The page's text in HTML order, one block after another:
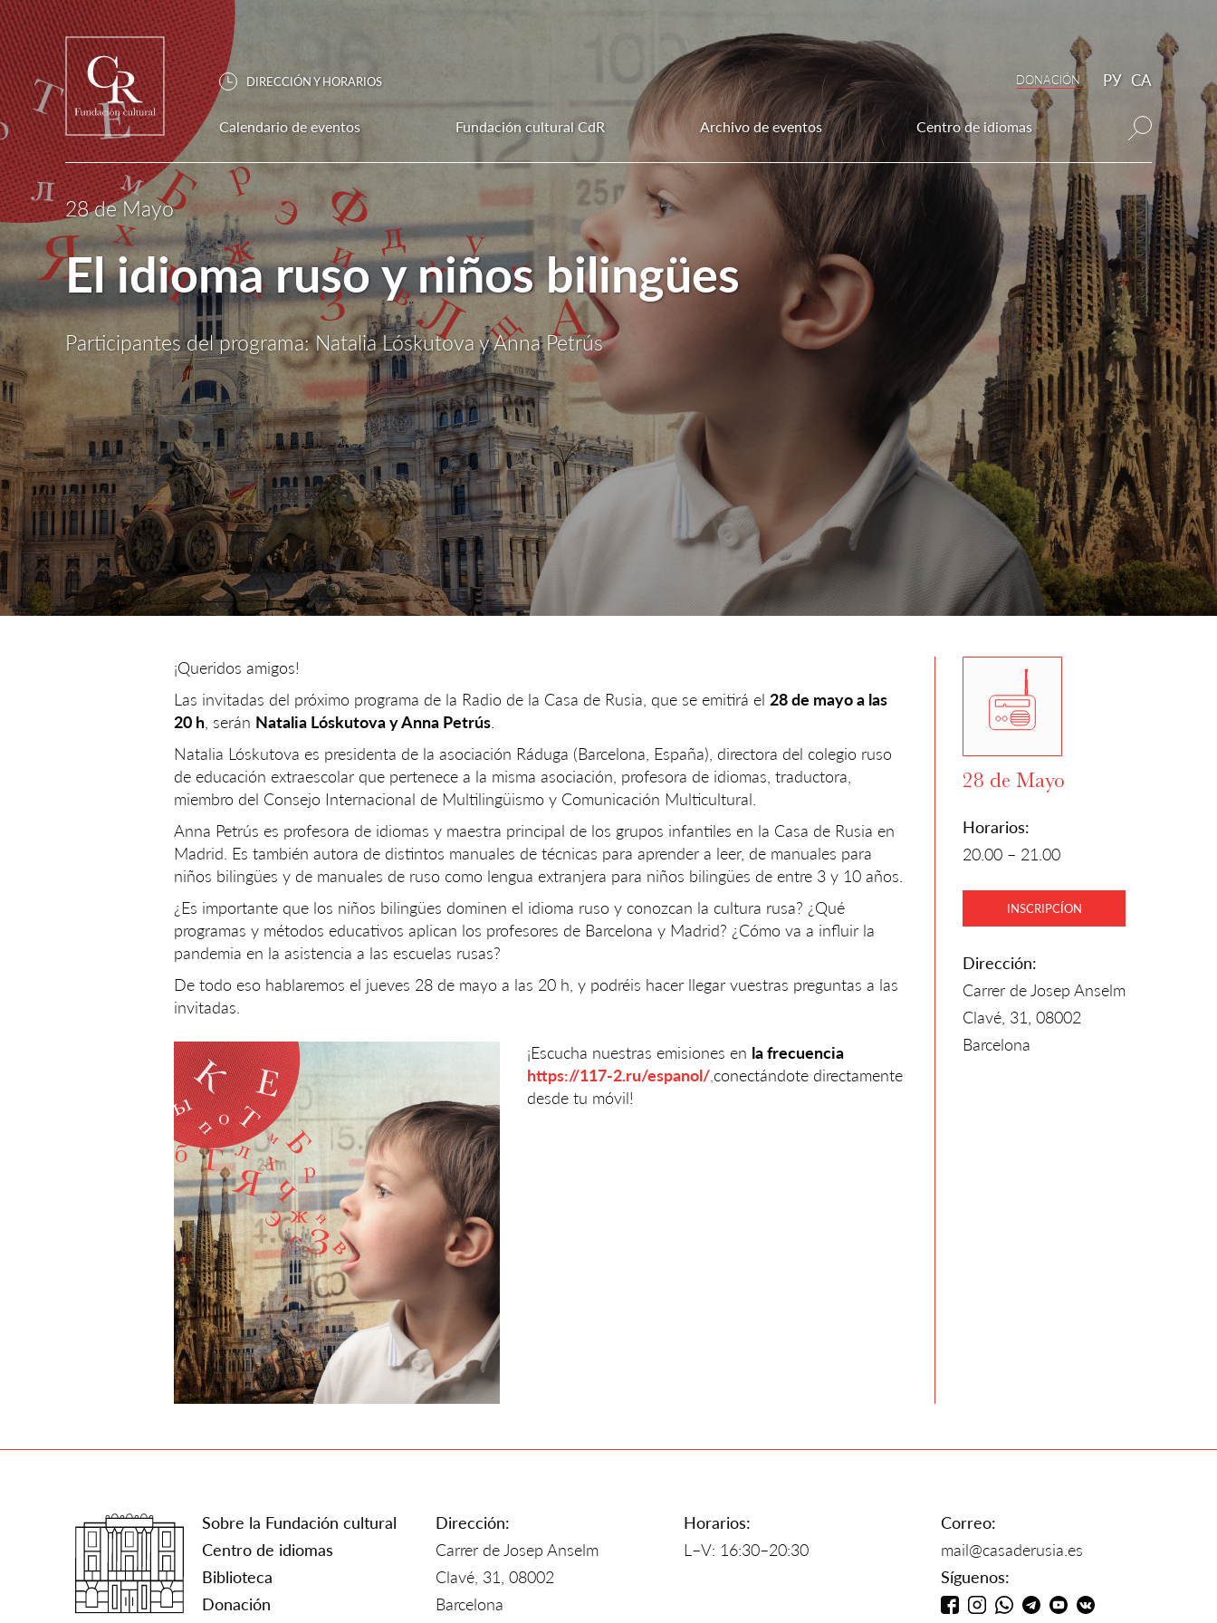
DIRECCIÓN Y HORARIOS DONAСIÓN РУ CA
Calendario de eventos Fundación cultural CdR Archivo de eventos Centro de idiomas
28 de Mayo
El idioma ruso y niños bilingües
Participantes del programa: Natalia Lóskutova y Anna Petrús
¡Queridos amigos!
Las invitadas del próximo programa de la Radio de la Casa de Rusia, que se emitirá el 28 de mayo a las
20 h , serán Natalia Lóskutova y Anna Petrús
Natalia Lóskutova es presidenta de la asociación Ráduga (Barcelona, España), directora del colegio ruso
de educación extraescolar que pertenece a la misma asociación, profesora de idiomas, traductora,
miembro del Consejo Internacional de Multilingüismo y Comunicación Multicultural.
Anna Petrús es profesora de idiomas y maestra principal de los grupos infantiles en la Casa de Rusia en
Madrid. Es también autora de distintos manuales de técnicas para aprender a leer, de manuales para
niños bilingües y de manuales de ruso como lengua extranjera para niños bilingües de entre 3 y 10 años.
¿Es importante que los niños bilingües dominen el idioma ruso y conozcan la cultura rusa? ¿Qué
programas y métodos educativos aplican los profesores de Barcelona y Madrid? ¿Cómo va a influir la
pandemia en la asistencia a las escuelas rusas?
De todo eso hablaremos el jueves 28 de mayo a las 20 h, y podréis hacer llegar vuestras preguntas a las
invitadas.
¡Escucha nuestras emisiones en la frecuencia
https://117-2.ru/espanol/ conectándote directamente
desde tu móvil!
28 de Mayo
Horarios:
20.00 – 21.00
INSCRIPCÍON
Dirección:
Carrer de Josep Anselm
Clavé, 31, 08002
Barcelona
Sobre la Fundación cultural
Centro de idiomas
Biblioteca
Donación
Dirección:
Carrer de Josep Anselm
Clavé, 31, 08002
Barcelona
Horarios:
L–V: 16:30–20:30
Correo:
mail@casaderusia.es
Síguenos: